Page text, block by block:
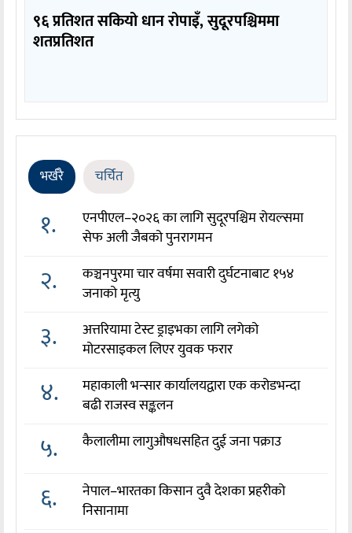
९६ प्रतिशत सकियो धान रोपाइँ, सुदूरपश्चिममा
शतप्रतिशत
भर्खरै चर्चित
१.
एनपीएल–२०२६ का लागि सुदूरपश्चिम रोयल्समा
सेफ अली जैबको पुनरागमन
२.
कञ्चनपुरमा चार वर्षमा सवारी दुर्घटनाबाट १५४
जनाको मृत्यु
३.
अत्तरियामा टेस्ट ड्राइभका लागि लगेको
मोटरसाइकल लिएर युवक फरार
४.
महाकाली भन्सार कार्यालयद्वारा एक करोडभन्दा
बढी राजस्व सङ्कलन
५. कैलालीमा लागुऔषधसहित दुई जना पक्राउ
६.
नेपाल–भारतका किसान दुवै देशका प्रहरीको
निसानामा